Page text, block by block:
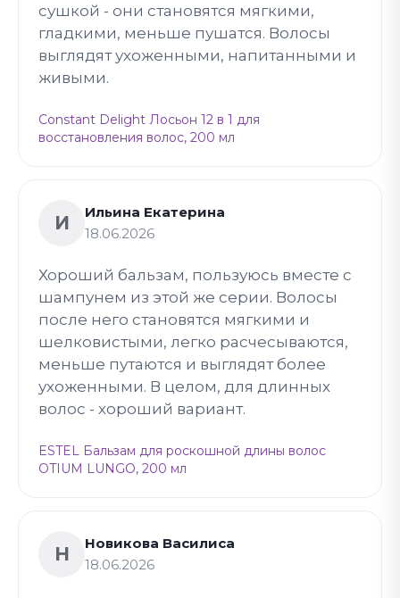
сушкой - они становятся мягкими,
гладкими, меньше пушатся. Волосы
выглядят ухоженными, напитанными и
живыми.
Constant Delight Лосьон 12 в 1 для
восстановления волос, 200 мл
И
Ильина Екатерина
18.06.2026
Хороший бальзам, пользуюсь вместе с
шампунем из этой же серии. Волосы
после него становятся мягкими и
шелковистыми, легко расчесываются,
меньше путаются и выглядят более
ухоженными. В целом, для длинных
волос - хороший вариант.
ESTEL Бальзам для роскошной длины волос
OTIUM LUNGO, 200 мл
Н
Новикова Василиса
18.06.2026